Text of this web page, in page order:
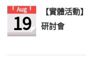
Aug
19
【實體活
研討會